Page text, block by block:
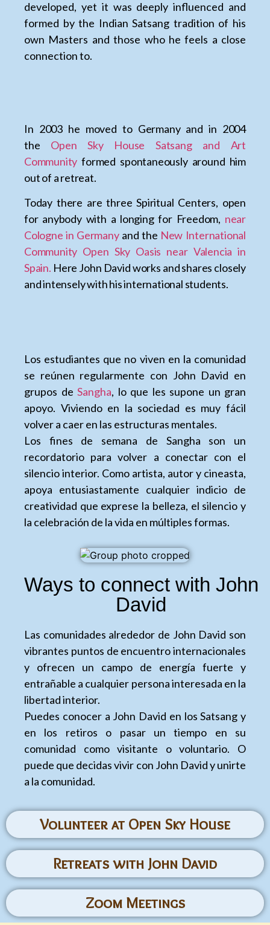
developed, yet it was deeply influenced and
formed by the Indian Satsang tradition of his
own Masters and those who he feels a close
connection to.
In 2003 he moved to Germany and in 2004
the Open Sky House Satsang and Art
Communityformed spontaneously around him
out of a retreat.
Today there are three Spiritual Centers, open
for anybody with a longing for Freedom, near
Cologne in Germanyand the New International
Community Open Sky Oasis near Valencia in
Spain. Here John David works and shares closely
and intensely with his international students.
Los estudiantes que no viven en la comunidad
se reúnen regularmente con John David en
grupos de Sangha, lo que les supone un gran
apoyo. Viviendo en la sociedad es muy fácil
volver a caer en las estructuras mentales.
Los fines de semana de Sangha son un
recordatorio para volver a conectar con el
silencio interior. Como artista, autor y cineasta,
apoya entusiastamente cualquier indicio de
creatividad que exprese la belleza, el silencio y
la celebración de la vida en múltiples formas.
Ways to connect with John
David
Las comunidades alrededor de John David son
vibrantes puntos de encuentro internacionales
y ofrecen un campo de energía fuerte y
entrañable a cualquier persona interesada en la
libertad interior.
Puedes conocer a John David en los Satsang y
en los retiros o pasar un tiempo en su
comunidad como visitante o voluntario. O
puede que decidas vivir con John David y unirte
a la comunidad.
Volunteer at Open Sky House
Retreats with John David
Zoom Meetings